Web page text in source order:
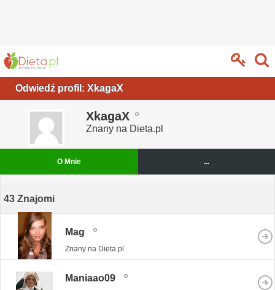
Odwiedź profil: XkagaX
XkagaX
Znany na Dieta.pl
O Mnie ...
43 Znajomi
Mag
Znany na Dieta.pl
Maniaao09